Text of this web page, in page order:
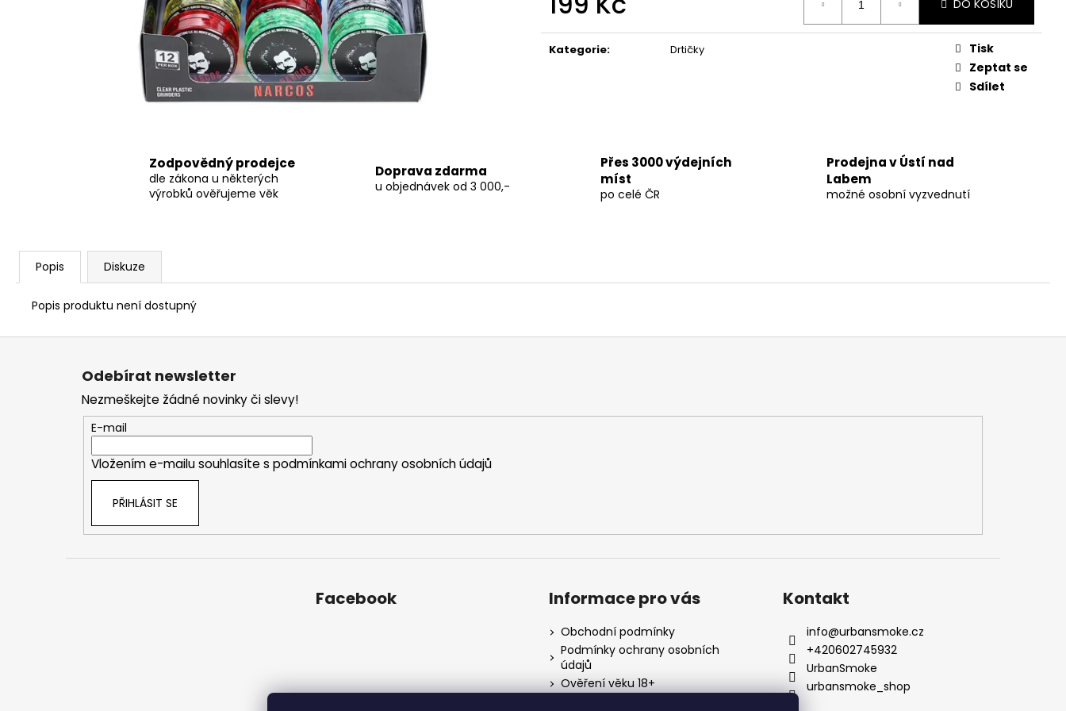
cena:
DO KOŠÍKU
Kategorie: Drtičky
Tisk
Zeptat se
Sdílet
Zodpovědný prodejce
dle zákona u některých
výrobků ověřujeme věk
Doprava zdarma
u objednávek od 3 000,-
Přes 3000 výdejních
míst
po celé ČR
Prodejna v Ústí nad
Labem
možné osobní vyzvednutí
Popis Diskuze
Popis produktu není dostupný
THC-X DRŤ TRIM 30%, 1G
Původně:150 Kč
TERPEN SHOTS ACAI 1 ML
690 Kč
THC-X PLUTONIUM 30%
Původně:250 Kč
Z
Odebírat newsletter
Nezmeškejte žádné novinky či slevy!
E-mail
Vložením e-mailu souhlasíte s podmínkami ochrany osobních údajů
PŘIHLÁSIT SE
Facebook Informace pro vás
Obchodní podmínky
Podmínky ochrany osobních
údajů
Ověření věku 18+
Kontakt
info@urbansmoke.cz
+420602745932
UrbanSmoke
urbansmoke_shop